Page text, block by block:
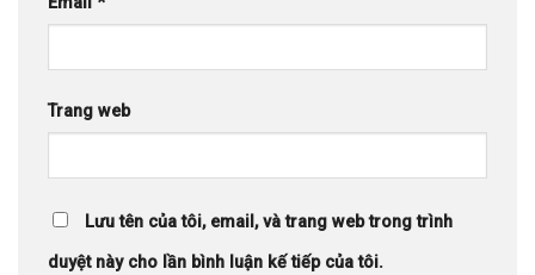
Trang web
Lưu tên của tôi, email, và trang web trong trình
duyệt này cho lần bình luận kế tiếp của tôi.